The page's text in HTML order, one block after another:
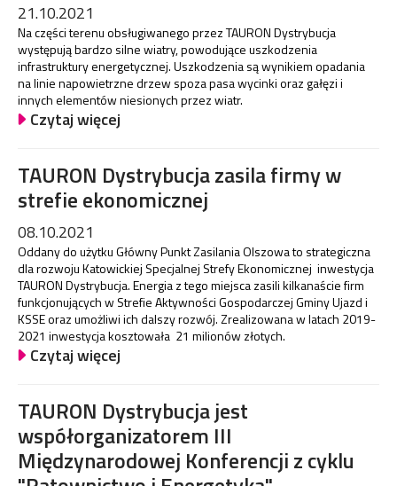
21.10.2021
Na części terenu obsługiwanego przez TAURON Dystrybucja
występują bardzo silne wiatry, powodujące uszkodzenia
infrastruktury energetycznej. Uszkodzenia są wynikiem opadania
na linie napowietrzne drzew spoza pasa wycinki oraz gałęzi i
innych elementów niesionych przez wiatr.
Czytaj więcej
TAURON Dystrybucja zasila firmy w
strefie ekonomicznej
08.10.2021
Oddany do użytku Główny Punkt Zasilania Olszowa to strategiczna
dla rozwoju Katowickiej Specjalnej Strefy Ekonomicznej inwestycja
TAURON Dystrybucja. Energia z tego miejsca zasili kilkanaście firm
funkcjonujących w Strefie Aktywności Gospodarczej Gminy Ujazd i
KSSE oraz umożliwi ich dalszy rozwój. Zrealizowana w latach 2019-
2021 inwestycja kosztowała 21 milionów złotych.
Czytaj więcej
TAURON Dystrybucja jest
współorganizatorem III
Międzynarodowej Konferencji z cyklu